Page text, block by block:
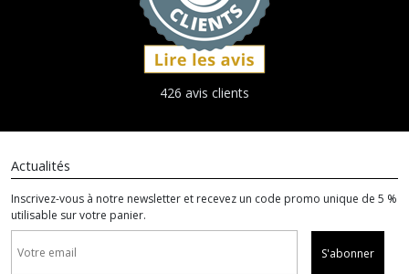
426 avis clients
Actualités
Inscrivez-vous à notre newsletter et recevez un code promo unique de 5 %
utilisable sur votre panier.
S'abonner